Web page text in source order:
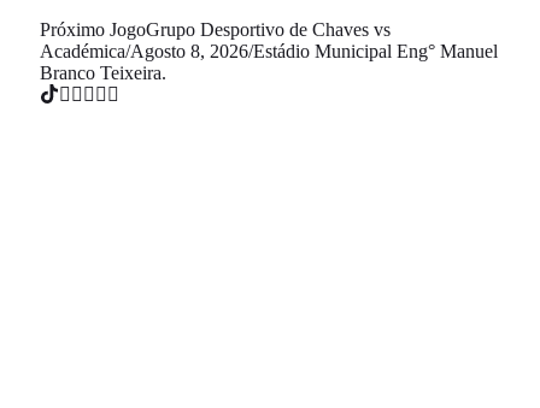
Próximo JogoGrupo Desportivo de Chaves vs
Académica/Agosto 8, 2026/Estádio Municipal Eng° Manuel
Branco Teixeira.